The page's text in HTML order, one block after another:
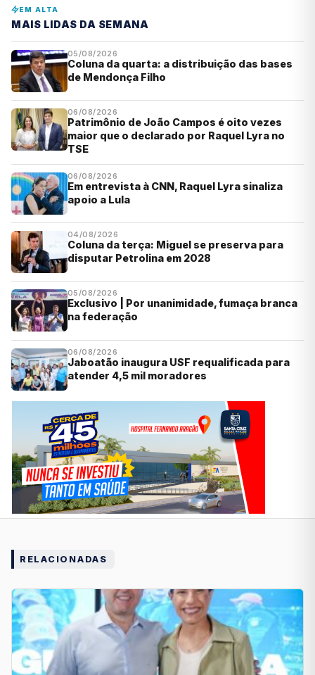
EM ALTA
MAIS LIDAS DA SEMANA
05/08/2026
Coluna da quarta: a distribuição das bases
de Mendonça Filho
06/08/2026
Patrimônio de João Campos é oito vezes
maior que o declarado por Raquel Lyra no
TSE
06/08/2026
Em entrevista à CNN, Raquel Lyra sinaliza
apoio a Lula
04/08/2026
Coluna da terça: Miguel se preserva para
disputar Petrolina em 2028
05/08/2026
Exclusivo | Por unanimidade, fumaça branca
na federação
06/08/2026
Jaboatão inaugura USF requalificada para
atender 4,5 mil moradores
RELACIONADAS